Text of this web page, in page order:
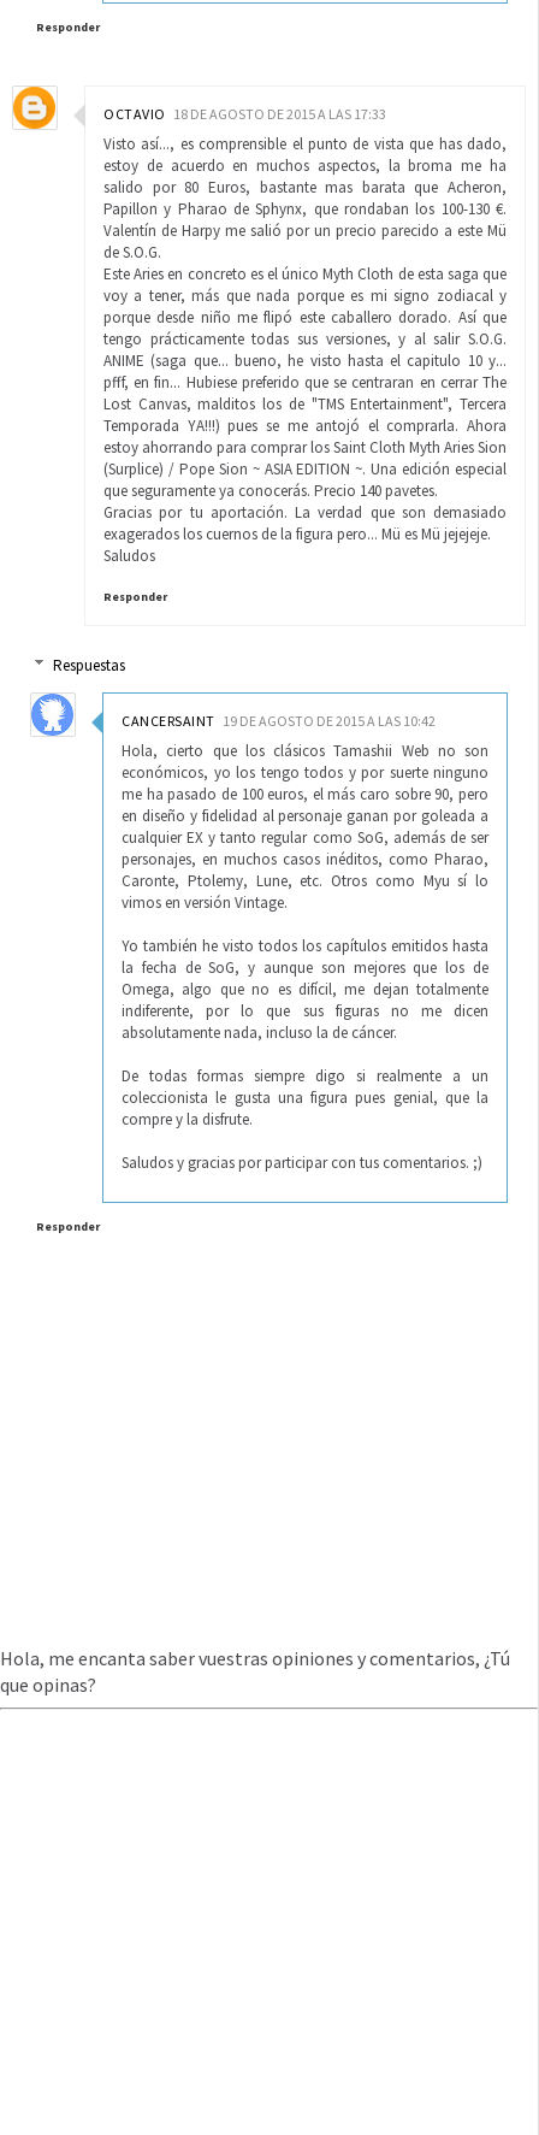
Responder
OCTAVIO 18 DE AGOSTO DE 2015 A LAS 17:33
Visto así..., es comprensible el punto de vista que has dado,
estoy de acuerdo en muchos aspectos, la broma me ha
salido por 80 Euros, bastante mas barata que Acheron,
Papillon y Pharao de Sphynx, que rondaban los 100-130 €.
Valentín de Harpy me salió por un precio parecido a este Mü
de S.O.G.
Este Aries en concreto es el único Myth Cloth de esta saga que
voy a tener, más que nada porque es mi signo zodiacal y
porque desde niño me flipó este caballero dorado. Así que
tengo prácticamente todas sus versiones, y al salir S.O.G.
ANIME (saga que... bueno, he visto hasta el capitulo 10 y...
pfff, en fin... Hubiese preferido que se centraran en cerrar The
Lost Canvas, malditos los de "TMS Entertainment", Tercera
Temporada YA!!!) pues se me antojó el comprarla. Ahora
estoy ahorrando para comprar los Saint Cloth Myth Aries Sion
(Surplice) / Pope Sion ~ ASIA EDITION ~. Una edición especial
que seguramente ya conocerás. Precio 140 pavetes.
Gracias por tu aportación. La verdad que son demasiado
exagerados los cuernos de la figura pero... Mü es Mü jejejeje.
Saludos
Responder
Respuestas
CANCERSAINT 19 DE AGOSTO DE 2015 A LAS 10:42
Hola, cierto que los clásicos Tamashii Web no son
económicos, yo los tengo todos y por suerte ninguno
me ha pasado de 100 euros, el más caro sobre 90, pero
en diseño y fidelidad al personaje ganan por goleada a
cualquier EX y tanto regular como SoG, además de ser
personajes, en muchos casos inéditos, como Pharao,
Caronte, Ptolemy, Lune, etc. Otros como Myu sí lo
vimos en versión Vintage.
Yo también he visto todos los capítulos emitidos hasta
la fecha de SoG, y aunque son mejores que los de
Omega, algo que no es difícil, me dejan totalmente
indiferente, por lo que sus figuras no me dicen
absolutamente nada, incluso la de cáncer.
De todas formas siempre digo si realmente a un
coleccionista le gusta una figura pues genial, que la
compre y la disfrute.
Saludos y gracias por participar con tus comentarios. ;)
Responder
Hola, me encanta saber vuestras opiniones y comentarios, ¿Tú
que opinas?